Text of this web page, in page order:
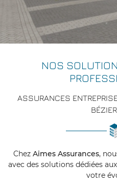
En cochant cette case, vous
commerciales à l'adresse email
à tout moment en utilisantle
NOS
ASSURANCES
Chez Aimes Assurances,
avec des solutions dédiées
votre